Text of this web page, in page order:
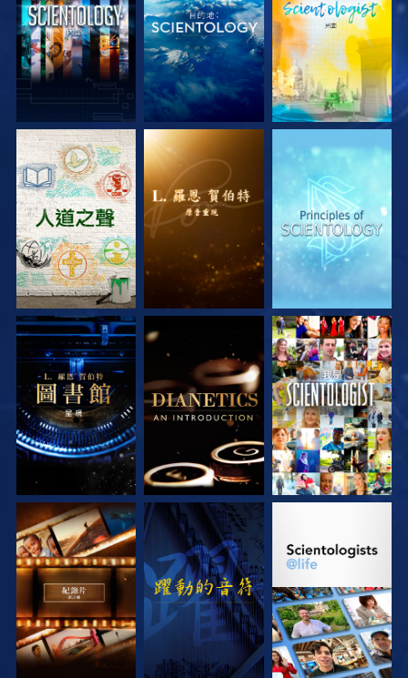
探索系列節目 探索系列節目 探索系列節目
探索系列節目 探索系列節目 觀看
探索系列節目 觀看 探索系列節目